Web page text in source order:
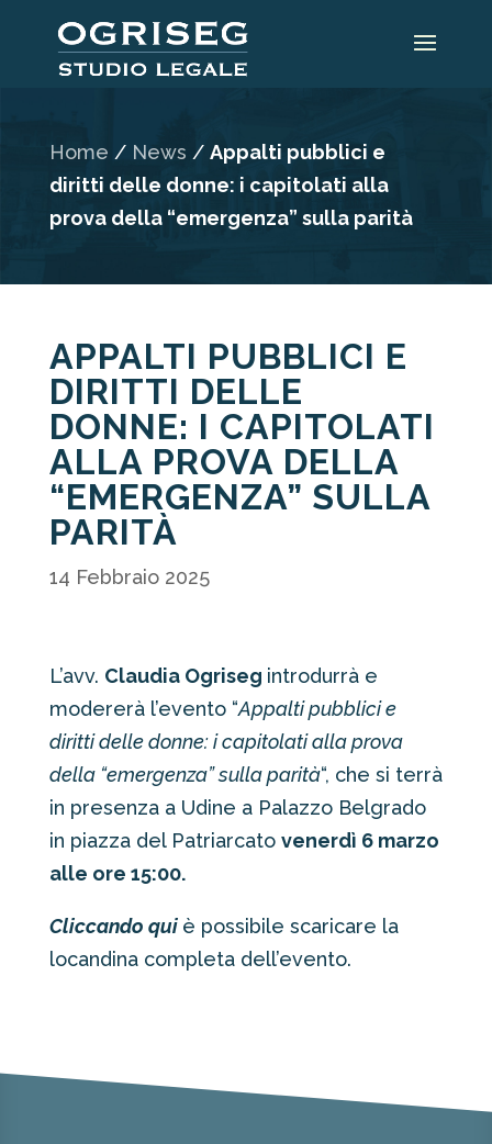
Home / News / Appalti pubblici e
diritti delle donne: i capitolati alla
prova della “emergenza” sulla parità
APPALTI PUBBLICI E
DIRITTI DELLE
DONNE: I CAPITOLATI
ALLA PROVA DELLA
“EMERGENZA” SULLA
PARITÀ
14 Febbraio 2025
L’avv. Claudia Ogriseg introdurrà e
modererà l’evento “Appalti pubblici e
diritti delle donne: i capitolati alla prova
della “emergenza” sulla parità“, che si terrà
in presenza a Udine a Palazzo Belgrado
in piazza del Patriarcato venerdì 6 marzo
alle ore 15:00.
Cliccando qui è possibile scaricare la
locandina completa dell’evento.